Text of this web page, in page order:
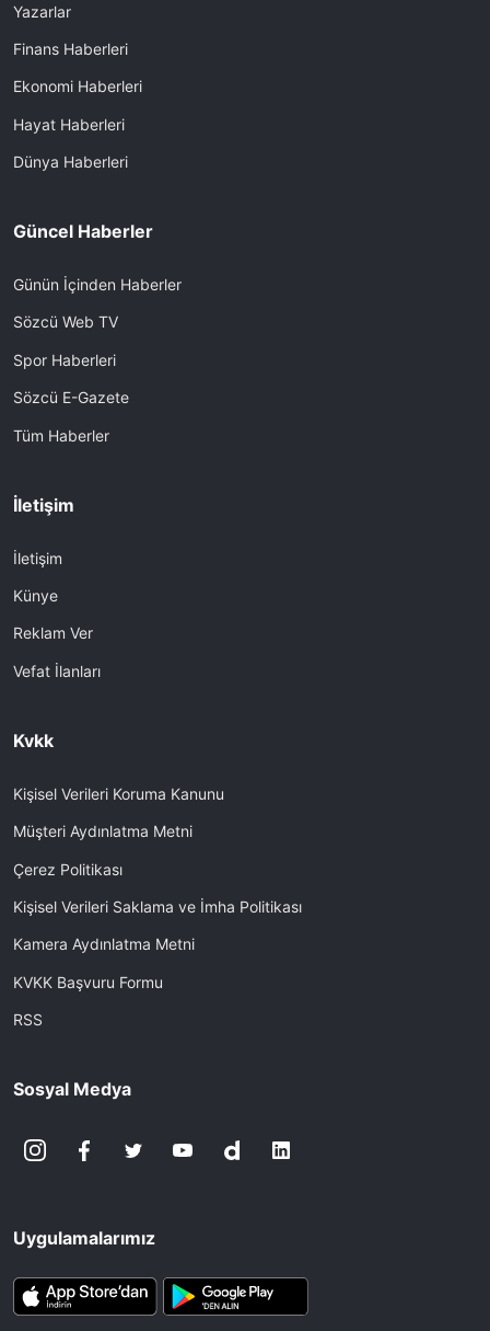
Yazarlar
Finans Haberleri
Ekonomi Haberleri
Hayat Haberleri
Dünya Haberleri
Güncel Haberler
Günün İçinden Haberler
Sözcü Web TV
Spor Haberleri
Sözcü E-Gazete
Tüm Haberler
İletişim
İletişim
Künye
Reklam Ver
Vefat İlanları
Kvkk
Kişisel Verileri Koruma Kanunu
Müşteri Aydınlatma Metni
Çerez Politikası
Kişisel Verileri Saklama ve İmha Politikası
Kamera Aydınlatma Metni
KVKK Başvuru Formu
RSS
Sosyal Medya
Uygulamalarımız